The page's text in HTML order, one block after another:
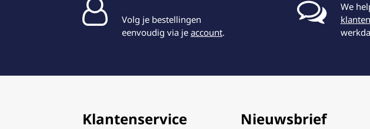
Volg je bestellingen
eenvoudig via je account.
We
Klantenservice Nieuwsbrief